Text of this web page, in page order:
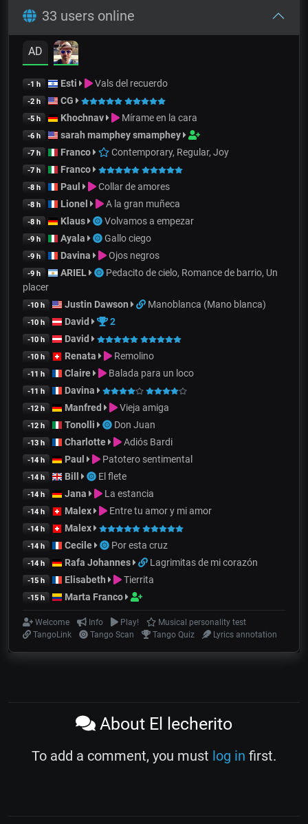
33 users online
AD
-1 h Esti Vals del recuerdo
-2 h CG
-5 h Khochnav Mírame en la cara
-6 h sarah mamphey smamphey
-7 h Franco Contemporary, Regular, Joy
-7 h Franco
-8 h Paul Collar de amores
-8 h Lionel A la gran muñeca
-8 h Klaus Volvamos a empezar
-9 h Ayala Gallo ciego
-9 h Davina Ojos negros
-9 h ARIEL
Pedacito de cielo, Romance de barrio, Un
placer
-10 h Justin Dawson Manoblanca (Mano blanca)
-10 h David 2
-10 h David
-10 h Renata Remolino
-11 h Claire Balada para un loco
-11 h Davina
-12 h Manfred Vieja amiga
-12 h Tonolli Don Juan
-13 h Charlotte Adiós Bardi
-14 h Paul Patotero sentimental
-14 h Bill El flete
-14 h Jana La estancia
-14 h Malex Entre tu amor y mi amor
-14 h Malex
-14 h Cecile Por esta cruz
-14 h Rafa Johannes Lagrimitas de mi corazón
-15 h Elisabeth Tierrita
-15 h Marta Franco
Welcome Info Play!
Musical personality test
TangoLink
Tango Scan Tango Quiz Lyrics annotation
About El lecherito
To add a comment, you must log in first.